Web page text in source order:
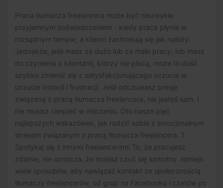
Praca tłumacza freelancera może być niezwykle
przyjemnym doświadczeniem - kiedy praca płynie w
rozsądnym tempie, a klienci zachowują się jak należy.
Jednakże, jeśli masz za dużo lub za mało pracy, lub masz
do czynienia z klientami, którzy nie płacą, może to dość
szybko zmienić się z satysfakcjonującego uczucia w
uczucie izolacji i frustracji. Jeśli odczuwasz presję
związaną z pracą tłumacza freelancera, nie jesteś sam. I
nie musisz cierpieć w milczeniu. Oto nasze pięć
najlepszych wskazówek, jak radzić sobie z emocjonalnym
stresem związanym z pracą tłumacza freelancera. 1.
Spotykaj się z innymi freelancerami To, że pracujesz
zdalnie, nie oznacza, że musisz czuć się samotny. Istnieje
wiele sposobów, aby nawiązać kontakt ze społecznością
tłumaczy freelancerów, od grup na Facebooku i czatów po